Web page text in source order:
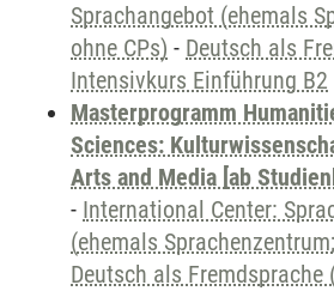
Sprachangebot (ehemals
ohne CPs) - Deutsch als
Intensivkurs Einführung B2
Masterprogramm
Sciences:
Arts and Media [ab
- International Center:
(ehemals
Deutsch als Fremdsprache